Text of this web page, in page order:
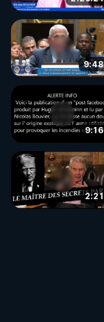
9:48
9:16
2:21